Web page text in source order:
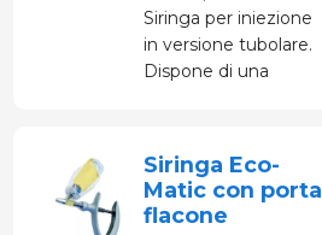
Siringa per iniezione
in versione tubolare.
Dispone di una
Siringa Eco-
Matic con porta
flacone